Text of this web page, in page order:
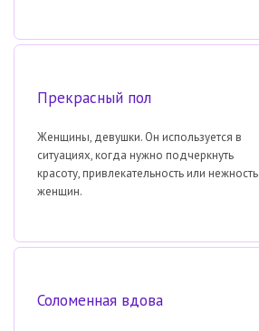
Прекрасный пол
Женщины, девушки. Он используется в
ситуациях, когда нужно подчеркнуть
красоту, привлекательность или нежность
женщин.
Соломенная вдова